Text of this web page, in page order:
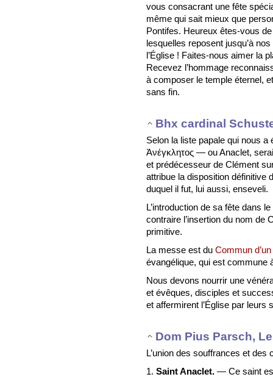
vous consacrant une fête
même qui sait mieux que
Pontifes. Heureux êtes-vous
lesquelles reposent jusqu’à
l’Église ! Faites-nous aimer la
Recevez l’hommage
à composer le temple éternel,
sans fin.
Bhx cardinal
Selon la liste papale qui nous
Ἀνέγκλητος — ou Anaclet,
et prédécesseur de Clément
attribue la disposition définitive
duquel il fut, lui aussi, enseveli.
L’introduction de sa fête dans
contraire l’insertion du nom de
primitive.
La messe est du Commun
évangélique, qui est commune
Nous devons nourrir une
et évêques, disciples et
et affermirent l’Église par leurs
Dom Pius Parsch,
L’union des souffrances et des
1. Saint Anaclet. — Ce saint